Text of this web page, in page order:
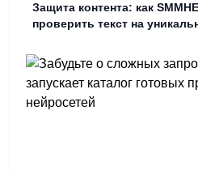
Защита контента: как
проверить текст на